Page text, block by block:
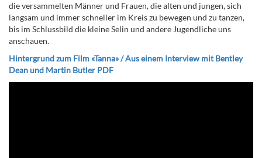
die versammelten Männer und Frauen, die alten und jungen, sich
langsam und immer schneller im Kreis zu bewegen und zu tanzen,
bis im Schlussbild die kleine Selin und andere Jugendliche uns
anschauen.
Hintergrund zum Film «Tanna» / Aus einem Interview mit Bentley
Dean und Martin Butler PDF